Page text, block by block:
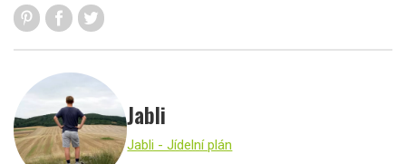
Jabli
Jabli - Jídelní plán